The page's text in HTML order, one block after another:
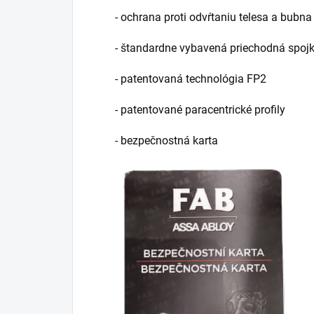
- ochrana proti odvŕtaniu telesa a bubna
- štandardne vybavená priechodná
- patentovaná technológia FP2
- patentované paracentrické profily
- bezpečnostná karta